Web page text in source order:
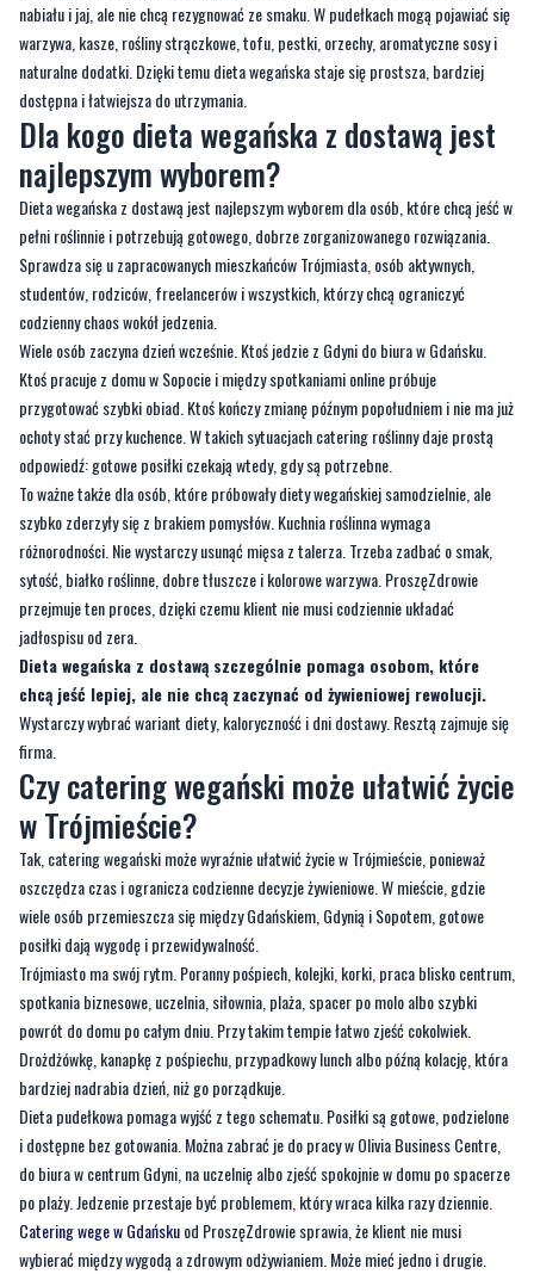
nabiału i jaj, ale nie chcą rezygnować ze smaku. W pudełkach mogą pojawiać się
warzywa, kasze, rośliny strączkowe, tofu, pestki, orzechy, aromatyczne sosy i
naturalne dodatki. Dzięki temu dieta wegańska staje się prostsza, bardziej
dostępna i łatwiejsza do utrzymania.
Dla kogo dieta wegańska z dostawą jest
najlepszym wyborem?
Dieta wegańska z dostawą jest najlepszym wyborem dla osób, które chcą jeść w
pełni roślinnie i potrzebują gotowego, dobrze zorganizowanego rozwiązania.
Sprawdza się u zapracowanych mieszkańców Trójmiasta, osób aktywnych,
studentów, rodziców, freelancerów i wszystkich, którzy chcą ograniczyć
codzienny chaos wokół jedzenia.
Wiele osób zaczyna dzień wcześnie. Ktoś jedzie z Gdyni do biura w Gdańsku.
Ktoś pracuje z domu w Sopocie i między spotkaniami online próbuje
przygotować szybki obiad. Ktoś kończy zmianę późnym popołudniem i nie ma już
ochoty stać przy kuchence. W takich sytuacjach catering roślinny daje prostą
odpowiedź: gotowe posiłki czekają wtedy, gdy są potrzebne.
To ważne także dla osób, które próbowały diety wegańskiej samodzielnie, ale
szybko zderzyły się z brakiem pomysłów. Kuchnia roślinna wymaga
różnorodności. Nie wystarczy usunąć mięsa z talerza. Trzeba zadbać o smak,
sytość, białko roślinne, dobre tłuszcze i kolorowe warzywa. ProszęZdrowie
przejmuje ten proces, dzięki czemu klient nie musi codziennie układać
jadłospisu od zera.
Dieta wegańska z dostawą szczególnie pomaga osobom, które
chcą jeść lepiej, ale nie chcą zaczynać od żywieniowej rewolucji.
Wystarczy wybrać wariant diety, kaloryczność i dni dostawy. Resztą zajmuje się
firma.
Czy catering wegański może ułatwić życie
w Trójmieście?
Tak, catering wegański może wyraźnie ułatwić życie w Trójmieście, ponieważ
oszczędza czas i ogranicza codzienne decyzje żywieniowe. W mieście, gdzie
wiele osób przemieszcza się między Gdańskiem, Gdynią i Sopotem, gotowe
posiłki dają wygodę i przewidywalność.
Trójmiasto ma swój rytm. Poranny pośpiech, kolejki, korki, praca blisko centrum,
spotkania biznesowe, uczelnia, siłownia, plaża, spacer po molo albo szybki
powrót do domu po całym dniu. Przy takim tempie łatwo zjeść cokolwiek.
Drożdżówkę, kanapkę z pośpiechu, przypadkowy lunch albo późną kolację, która
bardziej nadrabia dzień, niż go porządkuje.
Dieta pudełkowa pomaga wyjść z tego schematu. Posiłki są gotowe, podzielone
i dostępne bez gotowania. Można zabrać je do pracy w Olivia Business Centre,
do biura w centrum Gdyni, na uczelnię albo zjeść spokojnie w domu po spacerze
po plaży. Jedzenie przestaje być problemem, który wraca kilka razy dziennie.
Catering wege w Gdańskuod ProszęZdrowie sprawia, że klient nie musi
wybierać między wygodą a zdrowym odżywianiem. Może mieć jedno i drugie.